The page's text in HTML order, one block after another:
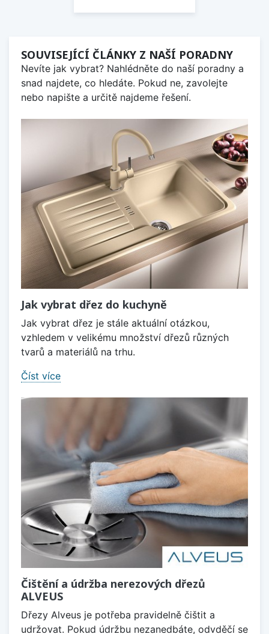
SOUVISEJÍCÍ ČLÁNKY Z NAŠÍ PORADNY
Nevíte jak vybrat? Nahlédněte do naší poradny a
snad najdete, co hledáte. Pokud ne, zavolejte
nebo napište a určitě najdeme řešení.
Jak vybrat dřez do kuchyně
Jak vybrat dřez je stále aktuální otázkou,
vzhledem v velikému množství dřezů různých
tvarů a materiálů na trhu.
Číst více
Čištění a údržba nerezových dřezů
ALVEUS
Dřezy Alveus je potřeba pravidelně čištit a
udržovat. Pokud údržbu nezanedbáte, odvděčí se